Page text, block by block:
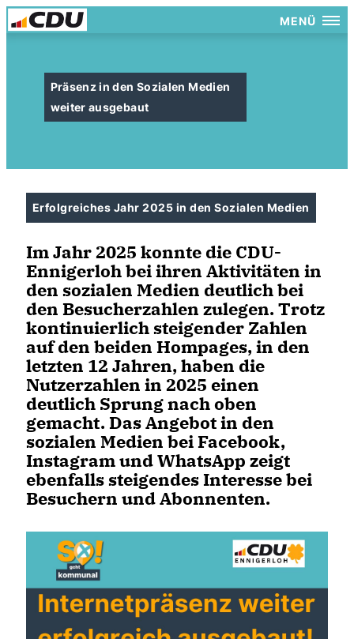
MENÜ
Präsenz in den Sozialen Medien
weiter ausgebaut
Erfolgreiches Jahr 2025 in den Sozialen Medien
Im Jahr 2025 konnte die CDU-
Ennigerloh bei ihren Aktivitäten in
den sozialen Medien deutlich bei
den Besucherzahlen zulegen. Trotz
kontinuierlich steigender Zahlen
auf den beiden Hompages, in den
letzten 12 Jahren, haben die
Nutzerzahlen in 2025 einen
deutlich Sprung nach oben
gemacht. Das Angebot in den
sozialen Medien bei Facebook,
Instagram und WhatsApp zeigt
ebenfalls steigendes Interesse bei
Besuchern und Abonnenten.